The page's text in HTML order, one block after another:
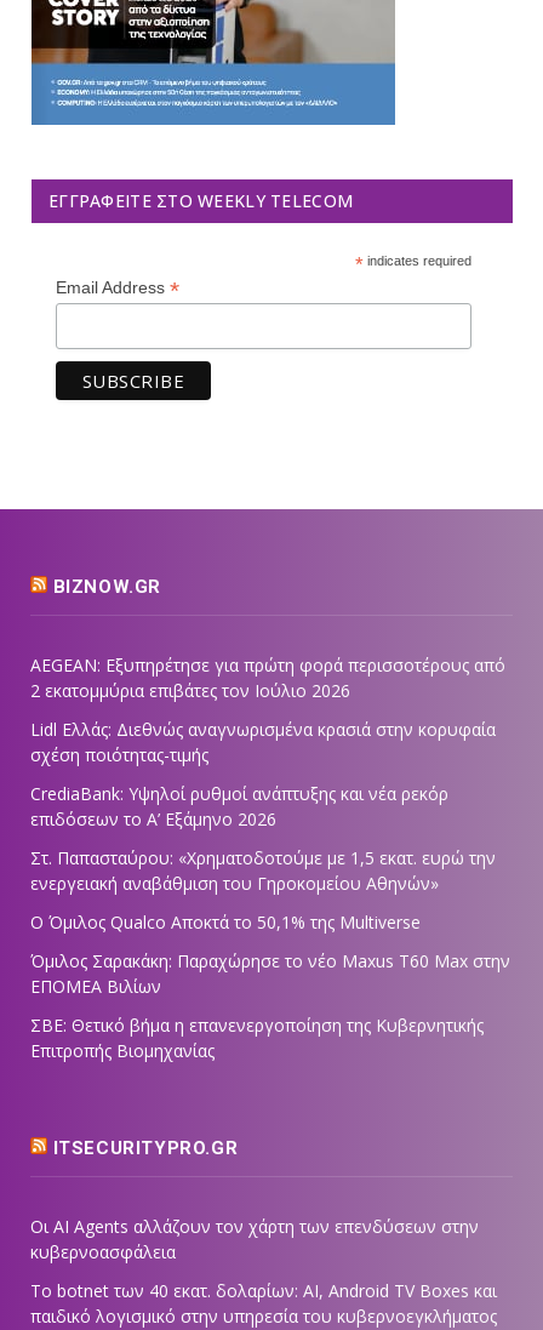
ΕΓΓΡΑΦΕΊΤΕ ΣΤΟ WEEKLY TELECOM
*indicates required
Email Address *
BIZNOW.GR
AEGEAN: Εξυπηρέτησε για πρώτη φορά περισσοτέρους από
2 εκατομμύρια επιβάτες τον Ιούλιο 2026
Lidl Ελλάς: Διεθνώς αναγνωρισμένα κρασιά στην κορυφαία
σχέση ποιότητας-τιμής
CrediaBank: Υψηλοί ρυθμοί ανάπτυξης και νέα ρεκόρ
επιδόσεων το Α’ Εξάμηνο 2026
Στ. Παπασταύρου: «Χρηματοδοτούμε με 1,5 εκατ. ευρώ την
ενεργειακή αναβάθμιση του Γηροκομείου Αθηνών»
Ο Όμιλος Qualco Αποκτά το 50,1% της Multiverse
Όμιλος Σαρακάκη: Παραχώρησε το νέο Maxus T60 Max στην
ΕΠΟΜΕΑ Βιλίων
ΣΒΕ: Θετικό βήμα η επανενεργοποίηση της Κυβερνητικής
Επιτροπής Βιομηχανίας
ITSECURITYPRO.GR
Οι AI Agents αλλάζουν τον χάρτη των επενδύσεων στην
κυβερνοασφάλεια
Το botnet των 40 εκατ. δολαρίων: AI, Android TV Boxes και
παιδικό λογισμικό στην υπηρεσία του κυβερνοεγκλήματος